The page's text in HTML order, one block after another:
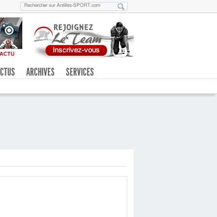
ARCHIVES SERVICES